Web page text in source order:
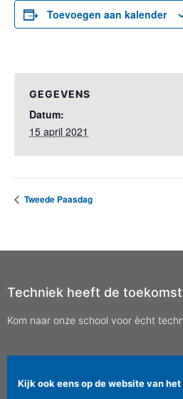
Toevoegen aan kalender
GEGEVENS
Datum:
15 april 2021
Tweede Paasdag
Techniek heeft de
Kom naar onze school voor ècht
Kijk ook eens op de website van